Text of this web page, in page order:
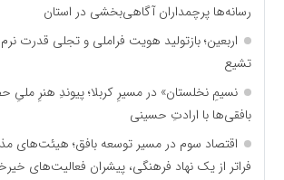
رسانه‌ها پرچمداران آگاهی‌بخشی در استان
اربعین؛ بازتولید هویت فراملی و تجلی قدرت
تشیع
نسیمِ نخلستان» در مسیرِ کربلا؛ پیوندِ هنرِ ملیِ
بافقی‌ها با ارادتِ حسینی
اقتصاد سوم در مسیر توسعه بافق؛ هیئت‌های
فراتر از یک نهاد فرهنگی، پیشران فعالیت‌های